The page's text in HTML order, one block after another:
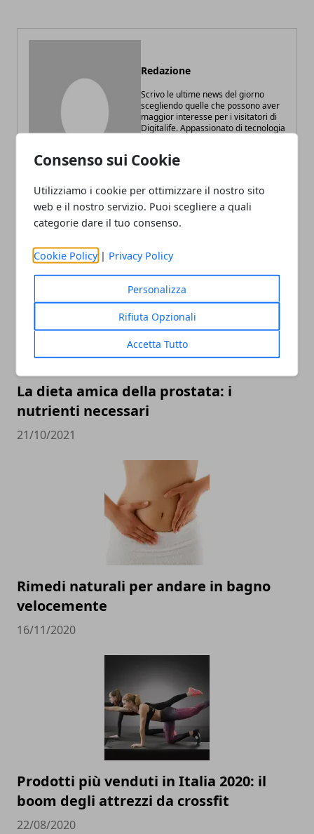
Consenso sui Cookie
Utilizziamo i cookie per ottimizzare il nostro sito
web e il nostro servizio. Puoi scegliere a quali
categorie dare il tuo consenso.
Cookie Policy | Privacy Policy
Personalizza
Rifiuta Opzionali
Accetta Tutto
Redazione
Scrivo le ultime news del giorno
scegliendo quelle che possono aver
maggior interesse per i visitatori di
Digitalife. Appassionato di tecnologia
La dieta amica della prostata: i
nutrienti necessari
21/10/2021
Rimedi naturali per andare in bagno
velocemente
16/11/2020
Prodotti più venduti in Italia 2020: il
boom degli attrezzi da crossfit
22/08/2020